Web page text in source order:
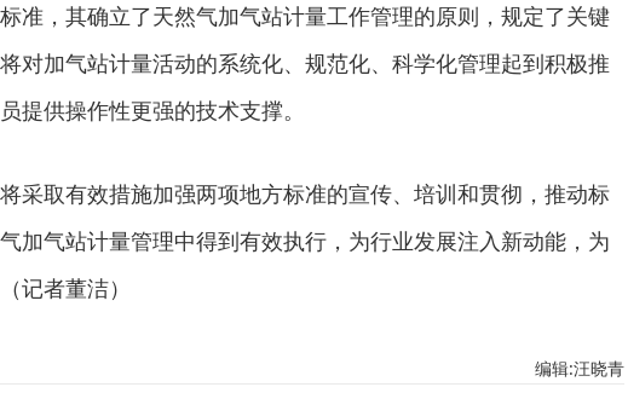
准，其确立了天然气加气站计量工作管理的原则，规定了关键
对加气站计量活动的系统化、规范化、科学化管理起到积极推
提供操作性更强的技术支撑。
采取有效措施加强两项地方标准的宣传、培训和贯彻，推动标
加气站计量管理中得到有效执行，为行业发展注入新动能，为
记者董洁）
编辑:汪晓青